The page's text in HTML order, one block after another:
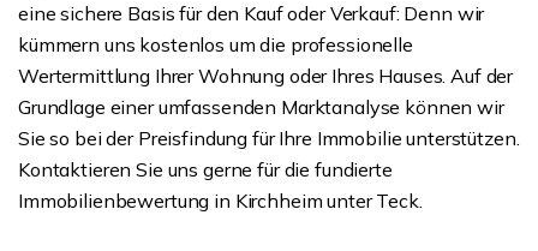
eine sichere Basis für den Kauf oder Verkauf: Denn wir
kümmern uns kostenlos um die professionelle
Wertermittlung Ihrer Wohnung oder Ihres Hauses. Auf der
Grundlage einer umfassenden Marktanalyse können wir
Sie so bei der Preisfindung für Ihre Immobilie unterstützen.
Kontaktieren Sie uns gerne für die fundierte
Immobilienbewertung in Kirchheim unter Teck.